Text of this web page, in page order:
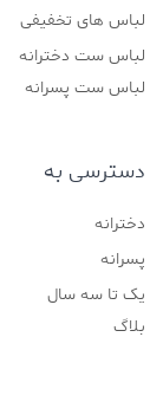
لباس های تخفیفی
لباس ست دخترانه
لباس ست پسرانه
دسترسی به
دخترانه
پسرانه
یک تا سه سال
بلاگ